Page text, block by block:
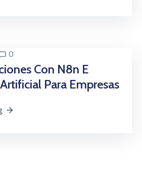
0
Con N8n E
Para Empresas